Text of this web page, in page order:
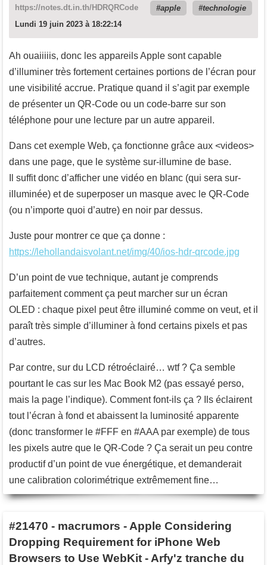
https://notes.dt.in.th/HDRQRCode apple
technologie
Lundi 19 juin 2023 à 18:22:14
Ah ouaiiiiis, donc les appareils Apple sont capable
d’illuminer très fortement certaines portions de l’écran pour
une visibilité accrue. Pratique quand il s’agit par exemple
de présenter un QR-Code ou un code-barre sur son
téléphone pour une lecture par un autre appareil.
Dans cet exemple Web, ça fonctionne grâce aux <videos>
dans une page, que le système sur-illumine de base.
Il suffit donc d’afficher une vidéo en blanc (qui sera sur-
illuminée) et de superposer un masque avec le QR-Code
(ou n’importe quoi d’autre) en noir par dessus.
Juste pour montrer ce que ça donne :
https://lehollandaisvolant.net/img/40/ios-hdr-qrcode.jpg
D’un point de vue technique, autant je comprends
parfaitement comment ça peut marcher sur un écran
OLED : chaque pixel peut être illuminé comme on veut, et il
paraît très simple d’illuminer à fond certains pixels et pas
d’autres.
Par contre, sur du LCD rétroéclairé… wtf ? Ça semble
pourtant le cas sur les Mac Book M2 (pas essayé perso,
mais la page l’indique). Comment font-ils ça ? Ils éclairent
tout l’écran à fond et abaissent la luminosité apparente
(donc transformer le #FFF en #AAA par exemple) de tous
les pixels autre que le QR-Code ? Ça serait un peu contre
productif d’un point de vue énergétique, et demanderait
une calibration colorimétrique extrêmement fine…
#21470 - macrumors - Apple Considering
Dropping Requirement for iPhone Web
Browsers to Use WebKit - Arfy'z tranche du